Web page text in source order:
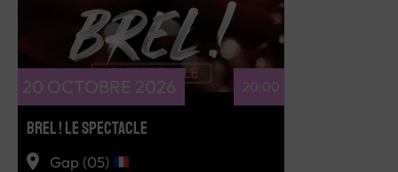
20 OCTOBRE 2026 20:00
BREL ! LE SPECTACLE
Gap (05)